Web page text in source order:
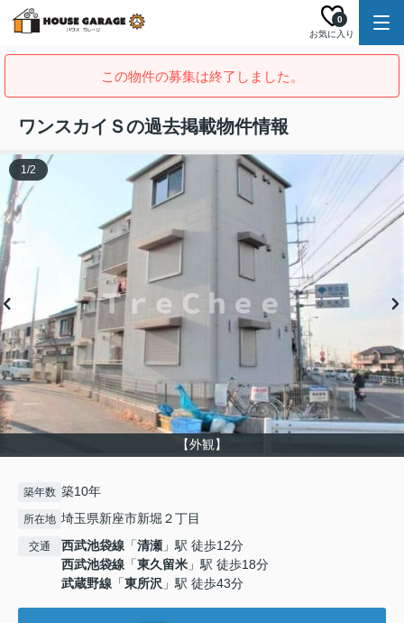
お気に入り
0
この物件の募集は終了しました。
ワンスカイＳの過去掲載物件情報
【外観】
1/2
築年数 築10年
所在地 埼玉県新座市新堀２丁目
交通 西武池袋線 「清瀬 」駅 徒歩12分
西武池袋線 「東久留米 」駅 徒歩18分
武蔵野線 「東所沢 」駅 徒歩43分